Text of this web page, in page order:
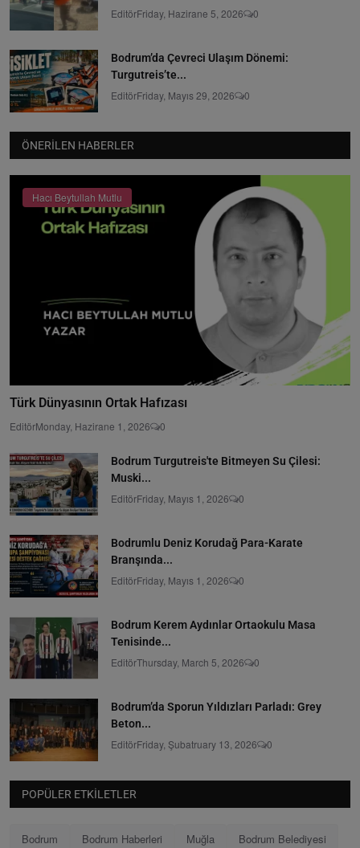
EditörFriday, Hazirane 5, 2026 0
Bodrum’da Çevreci Ulaşım Dönemi:
Turgutreis’te...
EditörFriday, Mayıs 29, 2026 0
ÖNERILEN HABERLER
Hacı Beytullah Mutlu
Türk Dünyasının Ortak Hafızası
EditörMonday, Hazirane 1, 2026 0
Bodrum Turgutreis'te Bitmeyen Su Çilesi:
Muski...
EditörFriday, Mayıs 1, 2026 0
Bodrumlu Deniz Korudağ Para-Karate
Branşında...
EditörFriday, Mayıs 1, 2026 0
Bodrum Kerem Aydınlar Ortaokulu Masa
Tenisinde...
EditörThursday, March 5, 2026 0
Bodrum’da Sporun Yıldızları Parladı: Grey
Beton...
EditörFriday, Şubatruary 13, 2026 0
POPÜLER ETKILETLER
Bodrum Bodrum Haberleri Muğla
Bodrum Belediyesi